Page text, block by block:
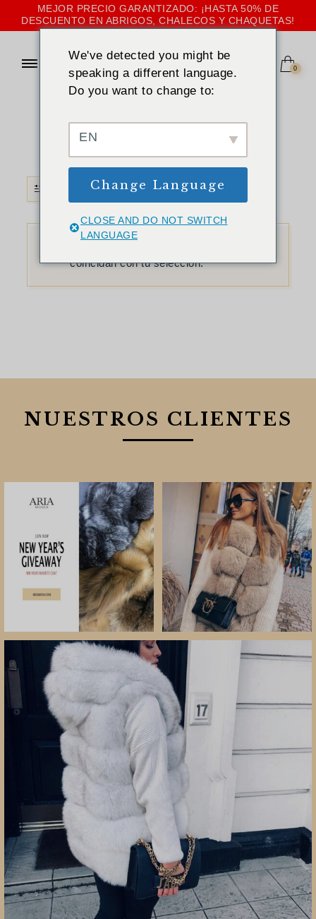
MEJOR PRECIO GARANTIZADO: ¡HASTA 50% DE
DESCUENTO EN ABRIGOS, CHALECOS Y CHAQUETAS!
0
coincidan con tu selección.
NUESTROS CLIENTES
We've detected you might be
speaking a different language.
Do you want to change to:
EN
Change Language
CLOSE AND DO NOT SWITCH
LANGUAGE